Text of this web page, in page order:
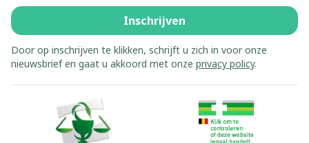
Inschrijven
Door op inschrijven te klikken, schrijft u zich in voor onze
nieuwsbrief en gaat u akkoord met onze privacy policy.